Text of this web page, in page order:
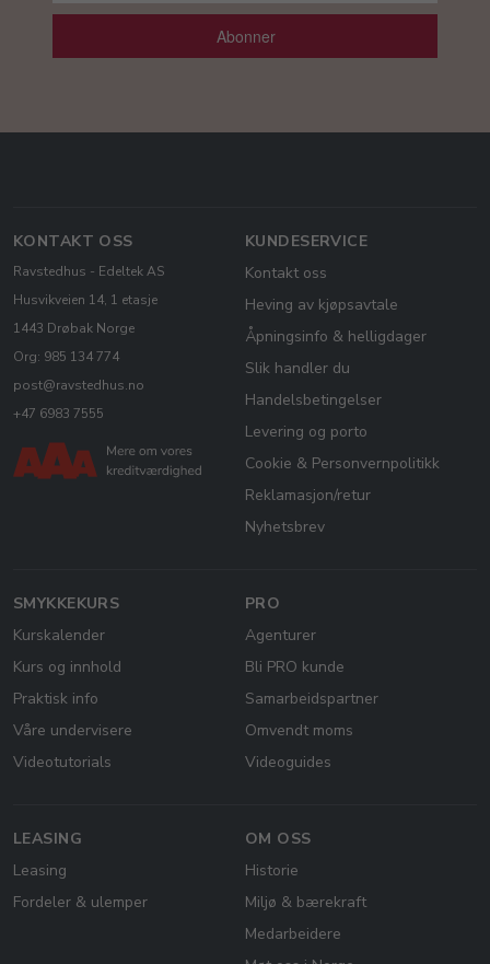
Abonner
KONTAKT OSS
Ravstedhus - Edeltek AS
Husvikveien 14, 1 etasje
1443 Drøbak Norge
Org: 985 134 774
post@ravstedhus.no
+47 6983 7555
KUNDESERVICE
Kontakt oss
Heving av kjøpsavtale
Åpningsinfo & helligdager
Slik handler du
Handelsbetingelser
Levering og porto
Cookie & Personvernpolitikk
Reklamasjon/retur
Nyhetsbrev
SMYKKEKURS
Kurskalender
Kurs og innhold
Praktisk info
Våre undervisere
Videotutorials
PRO
Agenturer
Bli PRO kunde
Samarbeidspartner
Omvendt moms
Videoguides
LEASING
Leasing
Fordeler & ulemper
OM OSS
Historie
Miljø & bærekraft
Medarbeidere